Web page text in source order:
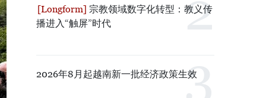
宗教领域数字化转型：教义传
播进入“触屏”时代
2026年8月起越南新一批经济政策生效